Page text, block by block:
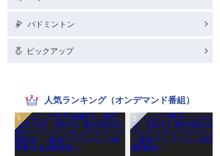
バドミントン
ピックアップ
人気ランキング（オンデマンド番組）